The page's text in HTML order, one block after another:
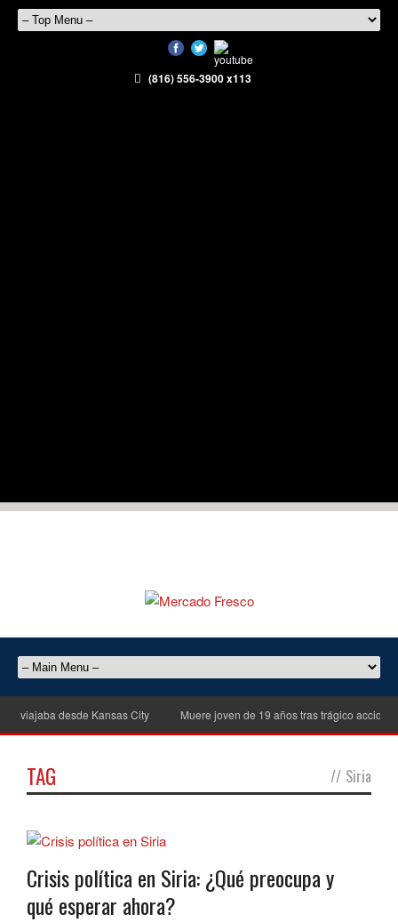
(816) 556-3900 x113
viajaba desde Kansas City Muere joven de 19 años tras trágico
TAG // Siria
Crisis política en Siria: ¿Qué preocupa y
qué esperar ahora?